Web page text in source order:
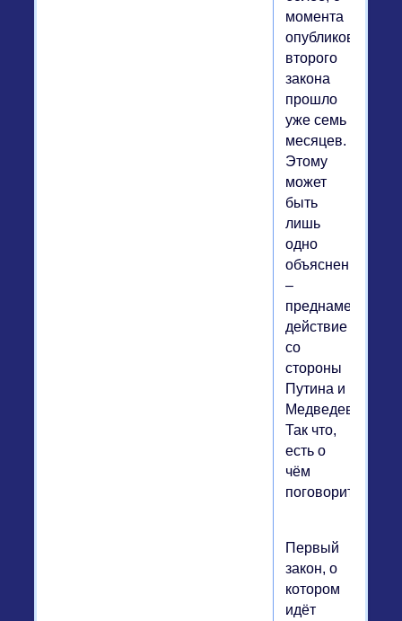
момента
опубликования
второго
закона
прошло
уже семь
месяцев.
Этому
может
быть
лишь
одно
объяснение
–
преднамеренное
действие
со
стороны
Путина и
Медведева.
Так что,
есть о
чём
поговорить.
Первый
закон, о
котором
идёт